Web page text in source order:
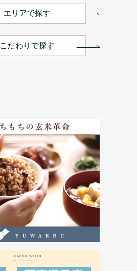
エリアで探す
こだわりで探す